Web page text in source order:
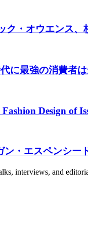
・オウエンス、
最強の消費者は
Design of
ン・エスペンシ
interviews, and